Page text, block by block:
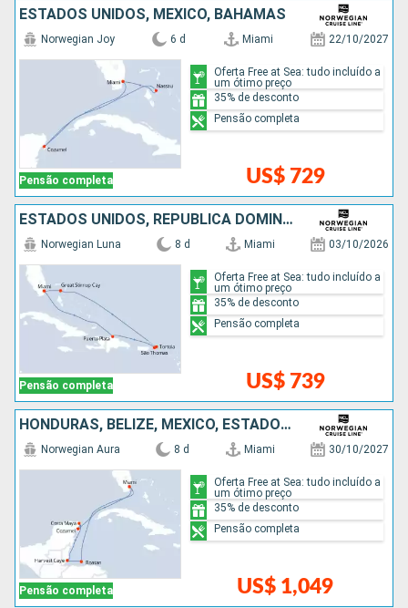
ESTADOS UNIDOS, MÉXICO, BAHAMAS
Pensão completa
Norwegian Joy 6 d Miami 22/10/2027
US$ 729
Oferta Free at Sea: tudo incluído a
um ótimo preço
35% de desconto
Pensão completa
ESTADOS UNIDOS, REPUBLICA DOMINICANA, BAHAMAS
Pensão completa
Norwegian Luna 8 d Miami 03/10/2026
US$ 739
Oferta Free at Sea: tudo incluído a
um ótimo preço
35% de desconto
Pensão completa
HONDURAS, BELIZE, MÉXICO, ESTADOS UNIDOS
Pensão completa
Norwegian Aura 8 d Miami 30/10/2027
US$ 1,049
Oferta Free at Sea: tudo incluído a
um ótimo preço
35% de desconto
Pensão completa